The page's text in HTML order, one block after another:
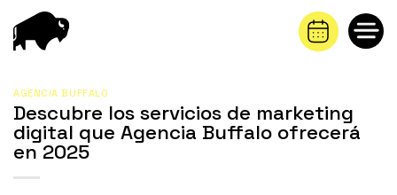
contenido
AGENCIA BUFFALO
Descubre los servicios de marketing
digital que Agencia Buffalo ofrecerá
en 2025